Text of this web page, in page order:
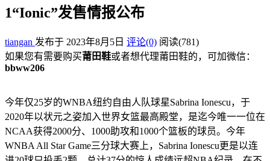
1“Ionic”发售情报公布
tiangan 发布于 2023年8月5日 评论(0) 阅读(781)
如果您有需要购买莆田鞋或者想代理莆田鞋的，可加微信：
bbww206
今年仅25岁的WNBA纽约自由人队球星Sabrina Ionescu，于
2020年以状元之姿加入世界女篮最高殿堂，是迄今唯一一位在
NCAA获得2000分、1000助攻和1000个篮板的球员。今年
WNBA All Star Game三分球大赛上，Sabrina Ionescu更是以连